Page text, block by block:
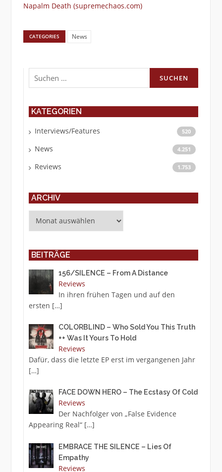
Napalm Death (supremechaos.com)
CATEGORIES News
Suchen
nach:
KATEGORIEN
Interviews/Features 520
News 4.251
Reviews 1.753
ARCHIV
BEITRÄGE
156/SILENCE – From A Distance
Reviews
In ihren frühen Tagen und auf den
ersten […]
COLORBLIND – Who Sold You This Truth
++ Was It Yours To Hold
Reviews
Dafür, dass die letzte EP erst im vergangenen Jahr
[…]
FACE DOWN HERO – The Ecstasy Of Cold
Reviews
Der Nachfolger von „False Evidence
Appearing Real“ […]
EMBRACE THE SILENCE – Lies Of
Empathy
Reviews